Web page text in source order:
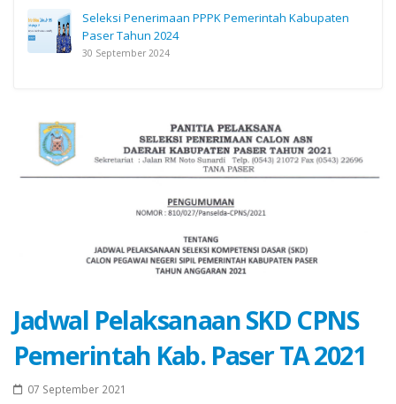
Seleksi Penerimaan PPPK Pemerintah Kabupaten
Paser Tahun 2024
30 September 2024
Jadwal Pelaksanaan SKD CPNS
Pemerintah Kab. Paser TA 2021
07 September 2021